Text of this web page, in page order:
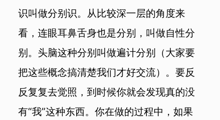
识叫做分别识。从比较深一层的角度来
看，连眼耳鼻舌身也是分别，叫做自性分
别。头脑这种分别叫做遍计分别（大家要
把这些概念搞清楚我们才好交流）。要反
反复复去觉照，到时候你就会发现真的没
有“我”这种东西。你在做的过程中，如果